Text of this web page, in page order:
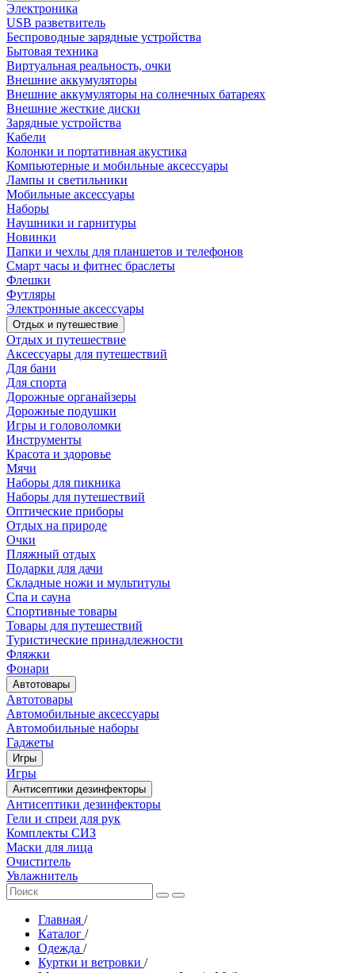
Электроника
USB разветвитель
Беспроводные зарядные устройства
Бытовая техника
Виртуальная реальность, очки
Внешние аккумуляторы
Внешние аккумуляторы на солнечных батареях
Внешние жесткие диски
Зарядные устройства
Кабели
Колонки и портативная акустика
Компьютерные и мобильные аксессуары
Лампы и светильники
Мобильные аксессуары
Наборы
Наушники и гарнитуры
Новинки
Папки и чехлы для планшетов и телефонов
Смарт часы и фитнес браслеты
Флешки
Футляры
Электронные аксессуары
Отдых и путешествие
Отдых и путешествие
Аксессуары для путешествий
Для бани
Для спорта
Дорожные органайзеры
Дорожные подушки
Игры и головоломки
Инструменты
Красота и здоровье
Мячи
Наборы для пикника
Наборы для путешествий
Оптические приборы
Отдых на природе
Очки
Пляжный отдых
Подарки для дачи
Складные ножи и мультитулы
Спа и сауна
Спортивные товары
Товары для путешествий
Туристические принадлежности
Фляжки
Фонари
Автотовары
Автотовары
Автомобильные аксессуары
Автомобильные наборы
Гаджеты
Игры
Игры
Антисептики дезинфекторы
Антисептики дезинфекторы
Гели и спреи для рук
Комплекты СИЗ
Маски для лица
Очиститель
Увлажнитель
Главная /
Каталог /
Одежда /
Куртки и ветровки /